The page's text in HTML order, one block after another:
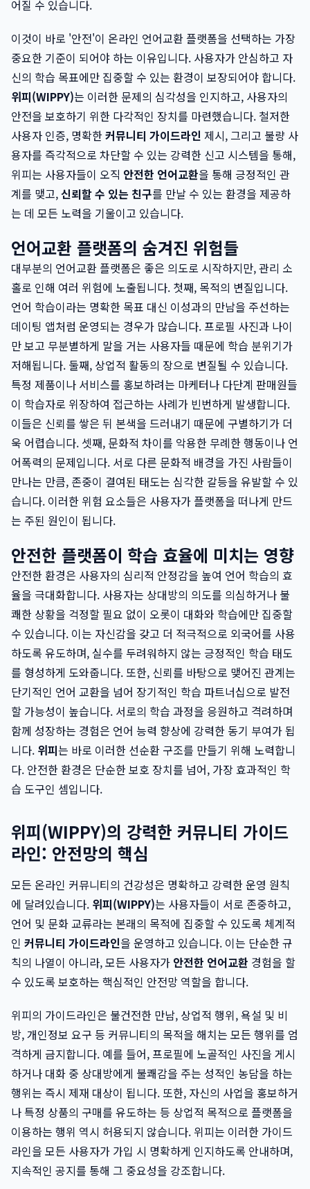
어질 수 있습니다.
이것이 바로 '안전'이 온라인 언어교환 플랫폼을 선택하는 가장
중요한 기준이 되어야 하는 이유입니다. 사용자가 안심하고 자
신의 학습 목표에만 집중할 수 있는 환경이 보장되어야 합니다.
위피(WIPPY)는 이러한 문제의 심각성을 인지하고, 사용자의
안전을 보호하기 위한 다각적인 장치를 마련했습니다. 철저한
사용자 인증, 명확한커뮤니티 가이드라인 제시, 그리고 불량 사
용자를 즉각적으로 차단할 수 있는 강력한 신고 시스템을 통해,
위피는 사용자들이 오직 안전한 언어교환을 통해 긍정적인 관
계를 맺고,신뢰할 수 있는 친구를 만날 수 있는 환경을 제공하
는 데 모든 노력을 기울이고 있습니다.
언어교환 플랫폼의 숨겨진 위험들
대부분의 언어교환 플랫폼은 좋은 의도로 시작하지만, 관리 소
홀로 인해 여러 위험에 노출됩니다. 첫째, 목적의 변질입니다.
언어 학습이라는 명확한 목표 대신 이성과의 만남을 주선하는
데이팅 앱처럼 운영되는 경우가 많습니다. 프로필 사진과 나이
만 보고 무분별하게 말을 거는 사용자들 때문에 학습 분위기가
저해됩니다. 둘째, 상업적 활동의 장으로 변질될 수 있습니다.
특정 제품이나 서비스를 홍보하려는 마케터나 다단계 판매원들
이 학습자로 위장하여 접근하는 사례가 빈번하게 발생합니다.
이들은 신뢰를 쌓은 뒤 본색을 드러내기 때문에 구별하기가 더
욱 어렵습니다. 셋째, 문화적 차이를 악용한 무례한 행동이나 언
어폭력의 문제입니다. 서로 다른 문화적 배경을 가진 사람들이
만나는 만큼, 존중이 결여된 태도는 심각한 갈등을 유발할 수 있
습니다. 이러한 위험 요소들은 사용자가 플랫폼을 떠나게 만드
는 주된 원인이 됩니다.
안전한 플랫폼이 학습 효율에 미치는 영향
안전한 환경은 사용자의 심리적 안정감을 높여 언어 학습의 효
율을 극대화합니다. 사용자는 상대방의 의도를 의심하거나 불
쾌한 상황을 걱정할 필요 없이 오롯이 대화와 학습에만 집중할
수 있습니다. 이는 자신감을 갖고 더 적극적으로 외국어를 사용
하도록 유도하며, 실수를 두려워하지 않는 긍정적인 학습 태도
를 형성하게 도와줍니다. 또한, 신뢰를 바탕으로 맺어진 관계는
단기적인 언어 교환을 넘어 장기적인 학습 파트너십으로 발전
할 가능성이 높습니다. 서로의 학습 과정을 응원하고 격려하며
함께 성장하는 경험은 언어 능력 향상에 강력한 동기 부여가 됩
니다. 위피는 바로 이러한 선순환 구조를 만들기 위해 노력합니
다. 안전한 환경은 단순한 보호 장치를 넘어, 가장 효과적인 학
습 도구인 셈입니다.
위피(WIPPY)의 강력한 커뮤니티 가이드
라인: 안전망의 핵심
모든 온라인 커뮤니티의 건강성은 명확하고 강력한 운영 원칙
에 달려있습니다. 위피(WIPPY)는 사용자들이 서로 존중하고,
언어 및 문화 교류라는 본래의 목적에 집중할 수 있도록 체계적
인 커뮤니티 가이드라인을 운영하고 있습니다. 이는 단순한 규
칙의 나열이 아니라, 모든 사용자가 안전한 언어교환 경험을 할
수 있도록 보호하는 핵심적인 안전망 역할을 합니다.
위피의 가이드라인은 불건전한 만남, 상업적 행위, 욕설 및 비
방, 개인정보 요구 등 커뮤니티의 목적을 해치는 모든 행위를 엄
격하게 금지합니다. 예를 들어, 프로필에 노골적인 사진을 게시
하거나 대화 중 상대방에게 불쾌감을 주는 성적인 농담을 하는
행위는 즉시 제재 대상이 됩니다. 또한, 자신의 사업을 홍보하거
나 특정 상품의 구매를 유도하는 등 상업적 목적으로 플랫폼을
이용하는 행위 역시 허용되지 않습니다. 위피는 이러한 가이드
라인을 모든 사용자가 가입 시 명확하게 인지하도록 안내하며,
지속적인 공지를 통해 그 중요성을 강조합니다.